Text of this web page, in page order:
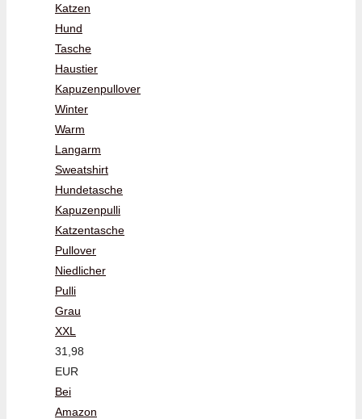
Katzen
Hund
Tasche
Haustier
Kapuzenpullover
Winter
Warm
Langarm
Sweatshirt
Hundetasche
Kapuzenpulli
Katzentasche
Pullover
Niedlicher
Pulli
Grau
XXL
31,98
EUR
Bei
Amazon